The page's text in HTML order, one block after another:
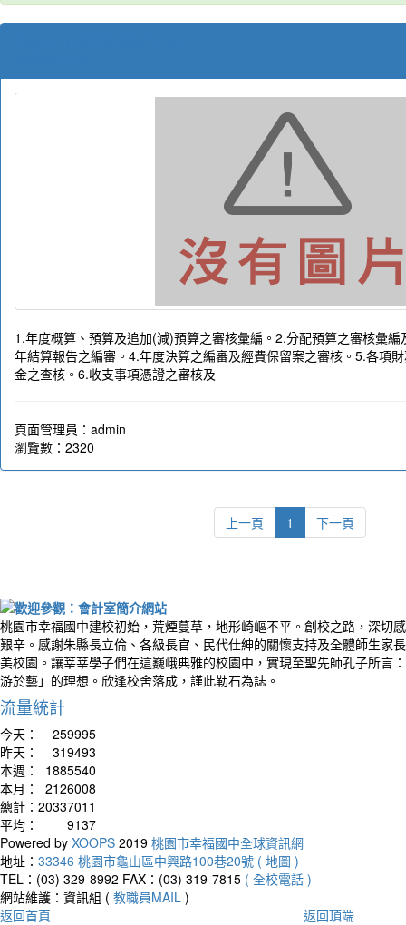
1.年度概算、預算及追加(減)預算之審核彙編。2.分配預算之審核彙
年結算報告之編審。4.年度決算之編審及經費保留案之審核。5.各項
金之查核。6.收支事項憑證之審核及
頁面管理員：admin
瀏覽數：2320
上一頁 1 下一頁
桃園市幸福國中建校初始，荒煙蔓草，地形崎嶇不平。創校之路，深切
艱辛。感謝朱縣長立倫、各級長官、民代仕紳的關懷支持及全體師生家
美校園。讓莘莘學子們在這巍峨典雅的校園中，實現至聖先師孔子所言
游於藝」的理想。欣逢校舍落成，謹此勒石為誌。
流量統計
今天：
259995
昨天：
319493
本週：
1885540
本月：
2126008
總計： 20337011
平均：
9137
Powered by XOOPS 2019 桃園市幸福國中全球資訊網
地址： 33346 桃園市龜山區中興路100巷20號 ( 地圖 )
TEL：(03) 329-8992 FAX：(03) 319-7815 ( 全校電話 )
網站維護：資訊組 ( 教職員MAIL )
返回首頁
返回頂端